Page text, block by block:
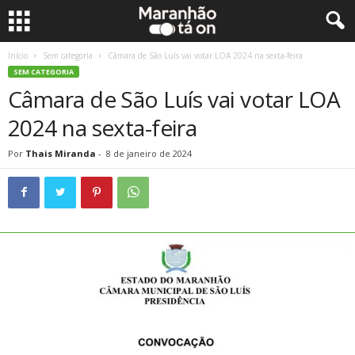
Início Sem categoria Câmara de São Luís vai votar LOA 2024 na sexta-feira
SEM CATEGORIA
Câmara de São Luís vai votar LOA
2024 na sexta-feira
Por Thais Miranda - 8 de janeiro de 2024